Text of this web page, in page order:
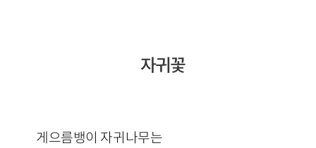
자귀꽃
게으름뱅이 자귀나무는